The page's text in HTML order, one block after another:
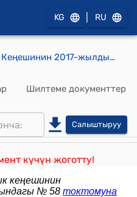
KG RU
Дара айылдык Кеңешинин 2017-жылдын 18-апрелиндеги № 34 "Өрүкзар, Сары-Талаа айылы, Кудаяркан чебинде жайгашкан трансформатор орнотууга 10Кв электр линияларын тартуу үчүн жер аянтын бөлүп берүү жөнүндө" токтому
Шилтеме документтер
Салыштыруу
күчүн жоготту!